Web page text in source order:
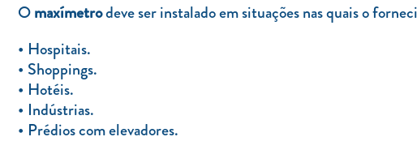
Omaxímetrodeve ser instalado em situações nas quais o
Hospitais.
Shoppings.
Hotéis.
Indústrias.
Prédios com elevadores.